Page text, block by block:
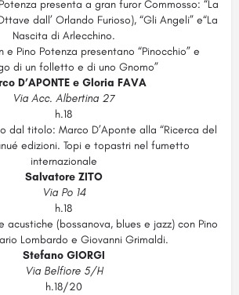
Potenza presenta a gran furor Commosso: “La
dall’ Orlando Furioso), “Gli Angeli” e“La
Nascita di Arlecchino.
e Pino Potenza presentano “Pinocchio” e
di un folletto e di uno Gnomo”
D’APONTE e Gloria FAVA
Via Acc. Albertina 27
h.18
dal titolo: Marco D’Aponte alla “Ricerca del
edizioni. Topi e topastri nel fumetto
internazionale
Salvatore ZITO
Via Po 14
h.18
acustiche (bossanova, blues e jazz) con Pino
Lombardo e Giovanni Grimaldi.
Stefano GIORGI
Via Belfiore 5/H
h.18/20